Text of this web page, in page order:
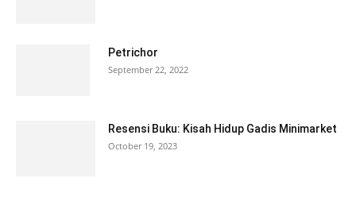
Petrichor
September 22, 2022
Resensi Buku: Kisah Hidup Gadis Minimarket
October 19, 2023